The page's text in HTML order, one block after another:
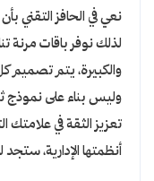
نعي في الحافز التقني
لذلك نوفر باقات مرنة
والكبيرة، يتم تصميم
وليس بناء على
تعزيز الثقة في
أنظمتها الإدارية،